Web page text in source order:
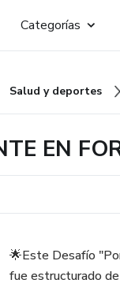
Categorías
Salud y deportes
EN
🌟Este Desafío
fue estructurado